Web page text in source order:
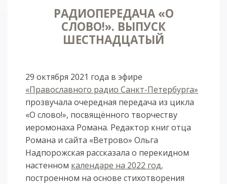
РАДИОПЕРЕДАЧА «О
СЛОВО!». ВЫПУСК
ШЕСТНАДЦАТЫЙ
29 октября 2021 года в эфире
«Православного радио Санкт-Петербурга»
прозвучала очередная передача из цикла
«О слово!», посвящённого творчеству
иеромонаха Романа. Редактор книг отца
Романа и сайта «Ветрово» Ольга
Надпорожская рассказала о перекидном
настенном календаре на 2022 год,
построенном на основе стихотворения